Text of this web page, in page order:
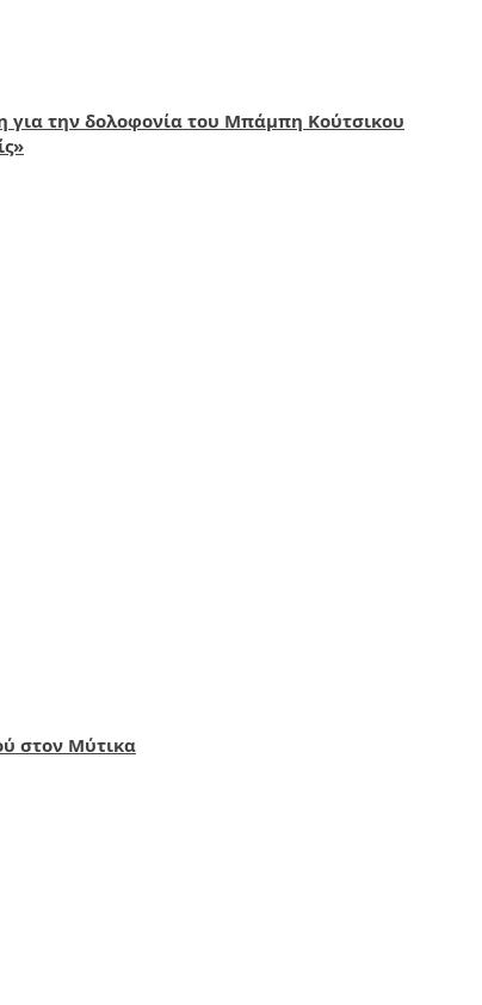
για την δολοφονία του Μπάμπη Κούτσικου
στον Μύτικα